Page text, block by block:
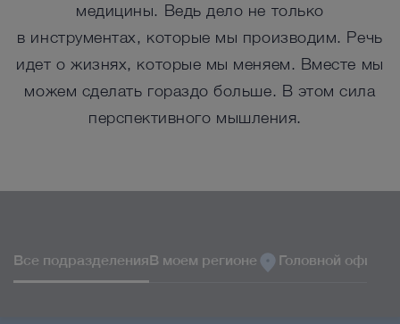
медицины. Ведь дело не только
в инструментах, которые мы производим. Речь
идет о жизнях, которые мы меняем. Вместе мы
можем сделать гораздо больше. В этом сила
перспективного мышления.
Все подразделенияВ моем регионе Головной офис